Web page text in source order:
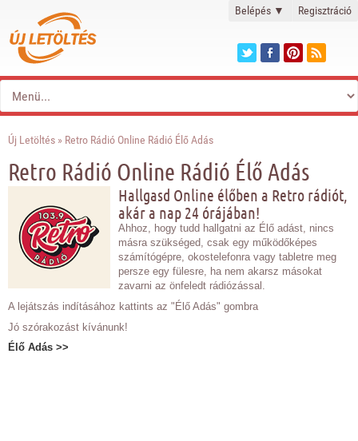
Belépés ▼ Regisztráció
Új Letöltés » Retro Rádió Online Rádió Élő Adás
Retro Rádió Online Rádió Élő Adás
Hallgasd Online élőben a Retro rádiót,
akár a nap 24 órájában!
Ahhoz, hogy tudd hallgatni az Élő adást, nincs
másra szükséged, csak egy működőképes
számítógépre, okostelefonra vagy tabletre meg
persze egy fülesre, ha nem akarsz másokat
zavarni az önfeledt rádiózással.
A lejátszás indításához kattints az "Élő Adás" gombra
Jó szórakozást kívánunk!
Élő Adás >>